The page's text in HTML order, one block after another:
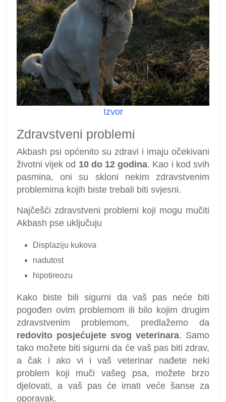
Izvor
Zdravstveni problemi
Akbash psi općenito su zdravi i imaju očekivani
životni vijek od 10 do 12 godina. Kao i kod svih
pasmina, oni su skloni nekim zdravstvenim
problemima kojih biste trebali biti svjesni.
Najčešći zdravstveni problemi koji mogu mučiti
Akbash pse uključuju
Displaziju kukova
nadutost
hipotireozu
Kako biste bili sigurni da vaš pas neće biti
pogođen ovim problemom ili bilo kojim drugim
zdravstvenim problemom, predlažemo da
redovito posjećujete svog veterinara. Samo
tako možete biti sigurni da će vaš pas biti zdrav,
a čak i ako vi i vaš veterinar nađete neki
problem koji muči vašeg psa, možete brzo
djelovati, a vaš pas će imati veće šanse za
oporavak.